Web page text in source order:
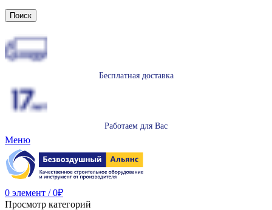
Поиск
Бесплатная доставка
Работаем для Вас
Меню
0 элемент / 0₽
Просмотр категорий